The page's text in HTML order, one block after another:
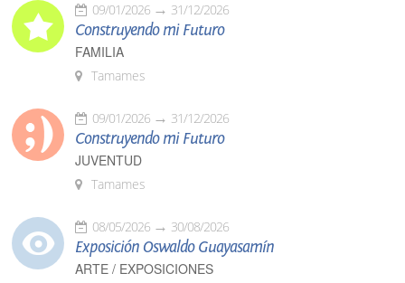
09/01/2026 31/12/2026
Construyendo mi Futuro
FAMILIA
Tamames
09/01/2026 31/12/2026
Construyendo mi Futuro
JUVENTUD
Tamames
08/05/2026 30/08/2026
Exposición Oswaldo Guayasamín
ARTE / EXPOSICIONES